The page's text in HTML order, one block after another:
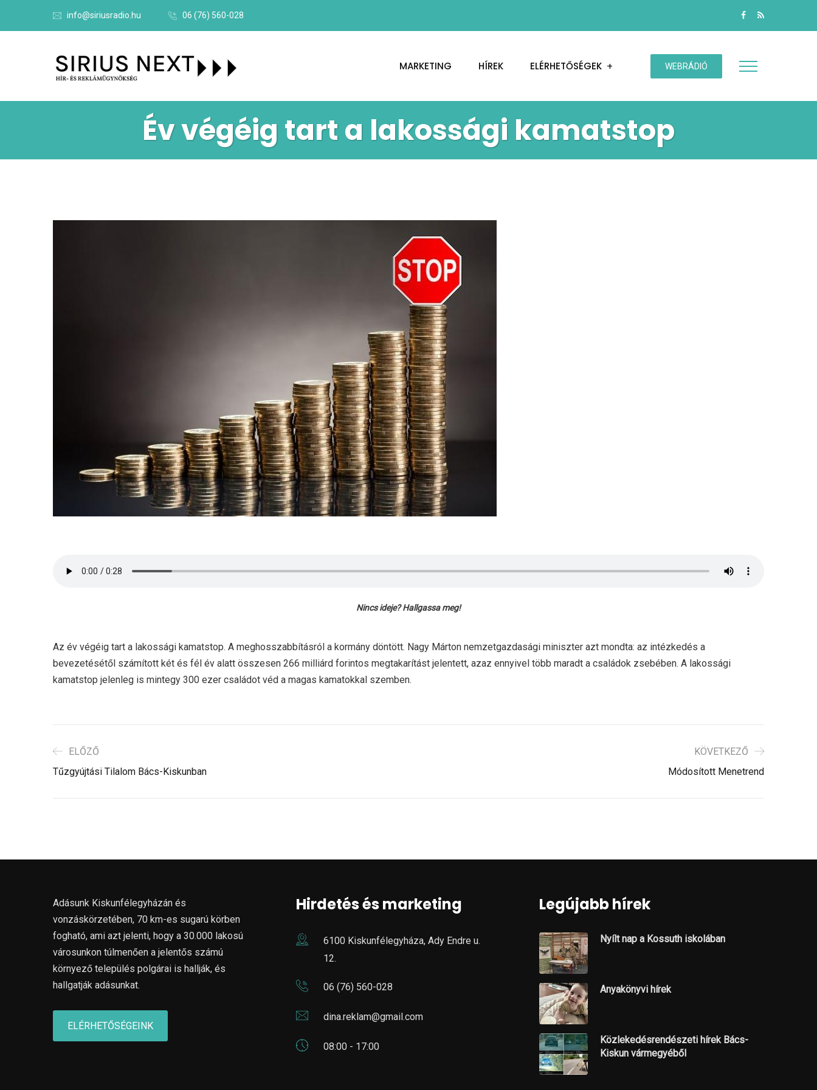
info@siriusradio.hu 06 (76) 560-028
MARKETING HÍREK ELÉRHETŐSÉGEK WEBRÁDIÓ
Év végéig tart a lakossági kamatstop
Nincs ideje? Hallgassa meg!
Az év végéig tart a lakossági kamatstop. A meghosszabbításról a kormány döntött. Nagy Márton nemzetgazdasági miniszter azt mondta: az intézkedés a
bevezetésétől számított két és fél év alatt összesen 266 milliárd forintos megtakarítást jelentett, azaz ennyivel több maradt a családok zsebében. A lakossági
kamatstop jelenleg is mintegy 300 ezer családot véd a magas kamatokkal szemben.
ELŐZŐ
Tűzgyújtási Tilalom Bács-Kiskunban
KÖVETKEZŐ
Módosított Menetrend
Adásunk Kiskunfélegyházán és
vonzáskörzetében, 70 km-es sugarú körben
fogható, ami azt jelenti, hogy a 30.000 lakosú
városunkon túlmenően a jelentős számú
környező település polgárai is hallják, és
hallgatják adásunkat.
ELÉRHETŐSÉGEINK
Hirdetés és marketing
6100 Kiskunfélegyháza, Ady Endre u.
12.
06 (76) 560-028
dina.reklam@gmail.com
08:00 - 17:00
Legújabb hírek
Nyílt nap a Kossuth iskolában
Anyakönyvi hírek
Közlekedésrendészeti hírek Bács-
Kiskun vármegyéből